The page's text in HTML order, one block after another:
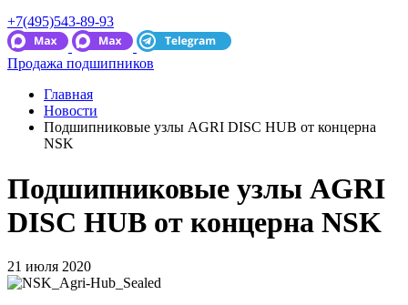
+7(495)543-89-93
Продажа подшипников
Главная
Новости
Подшипниковые узлы AGRI DISC HUB от концерна
NSK
Подшипниковые узлы AGRI
DISC HUB от концерна NSK
21 июля 2020